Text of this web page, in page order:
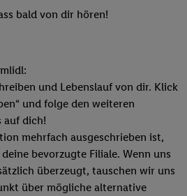
bald von dir hören!
und Lebenslauf von dir. Klick
und folge den weiteren
auf dich!
mehrfach ausgeschrieben ist,
bevorzugte Filiale. Wenn uns
überzeugt, tauschen wir uns
über mögliche alternative